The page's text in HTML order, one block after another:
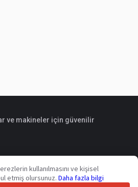
ve makineler için güvenilir
kullanılmasını ve kişisel
etmiş olursunuz. Daha fazla bilgi